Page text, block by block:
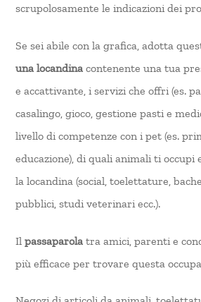
scrupolosamente le indicazioni dei
Se sei abile con la grafica, adotta
una locandina contenente una tua
e accattivante, i servizi che offri (es.
casalingo, gioco, gestione pasti e
livello di competenze con i pet (es.
educazione), di quali animali ti
la locandina (social, toelettature,
pubblici, studi veterinari ecc.).
Ilpassaparola tra amici, parenti e
più efficace per trovare questa